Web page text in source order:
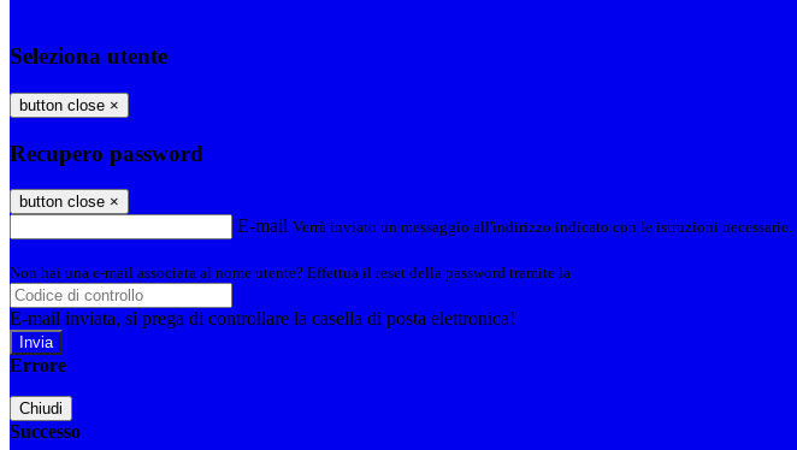
Seleziona utente
button close ×
Recupero password
button close ×
E-mail Verrà inviato un messaggio all'indirizzo indicato con le istruzioni necessarie.
Non hai una e-mail associata al nome utente? Effettua il reset della password tramite la
E-mail inviata, si prega di controllare la casella di posta elettronica!
Errore
Chiudi
Successo